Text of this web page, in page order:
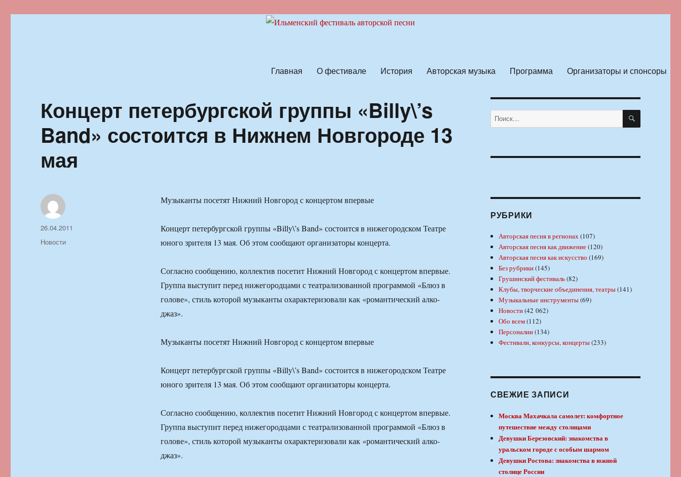
Главная О фестивале История Авторская музыка Программа Организаторы и спонсоры
Концерт петербургской группы «Billy\’s
Band» состоится в Нижнем Новгороде 13
мая
Музыканты посетят Нижний Новгород с концертом впервые
Концерт петербургской группы «Billy\’s Band» состоится в нижегородском Театре
юного зрителя 13 мая. Об этом сообщают организаторы концерта.
Согласно сообщению, коллектив посетит Нижний Новгород с концертом впервые.
Группа выступит перед нижегородцами с театрализованной программой «Блюз в
голове», стиль которой музыканты охарактеризовали как «романтический алко-
джаз».
Музыканты посетят Нижний Новгород с концертом впервые
Концерт петербургской группы «Billy\’s Band» состоится в нижегородском Театре
юного зрителя 13 мая. Об этом сообщают организаторы концерта.
Согласно сообщению, коллектив посетит Нижний Новгород с концертом впервые.
Группа выступит перед нижегородцами с театрализованной программой «Блюз в
голове», стиль которой музыканты охарактеризовали как «романтический алко-
джаз».
Автор
Опубликовано
26.04.2011
Рубрики
Новости
Искать: ПОИСК
РУБРИКИ
Авторская песня в регионах(107)
Авторская песня как движение(120)
Авторская песня как искусство (169)
Без рубрики(145)
Грушинский фестиваль(82)
Клубы, творческие объединения, театры(141)
Музыкальные инструменты(69)
Новости(42 062)
Обо всем(112)
Персоналии(134)
Фестивали, конкурсы, концерты(233)
СВЕЖИЕ ЗАПИСИ
Москва Махачкала самолет: комфортное
путешествие между столицами
Девушки Березовский: знакомства в
уральском городе с особым шармом
Девушки Ростова: знакомства в южной
столице России